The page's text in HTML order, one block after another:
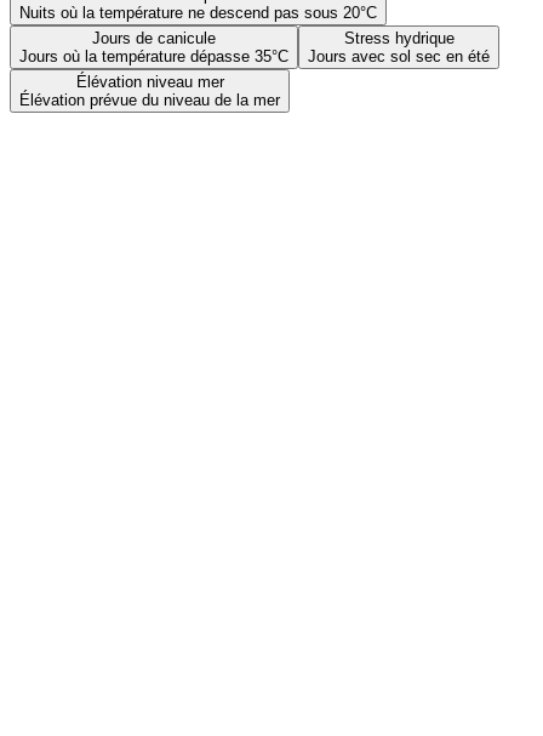
Nuits où la température ne descend pas sous 20°C
Jours de canicule
Jours où la température dépasse 35°C
Stress hydrique
Jours avec sol sec en été
Élévation niveau mer
Élévation prévue du niveau de la mer